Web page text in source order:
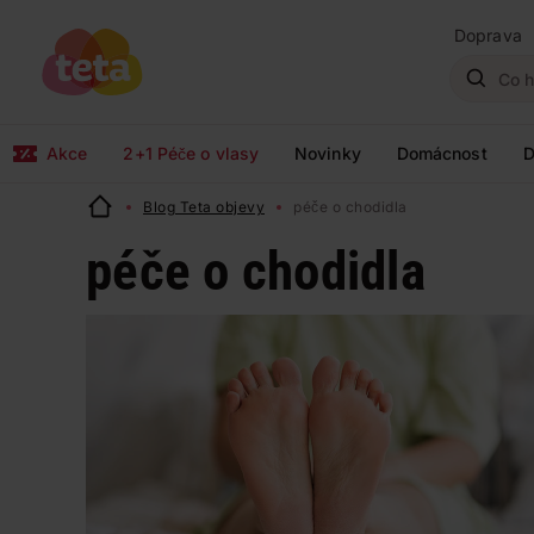
Doprava
Akce 2+1 Péče o vlasy Novinky Domácnost
Blog Teta objevy péče o chodidla
péče o chodidla